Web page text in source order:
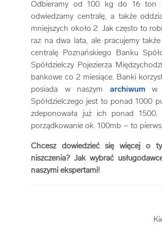
Odbieramy od 100 kg do 16 ton
odwiedzamy centralę, a także
mniejszych około 2. Jak często to
raz na dwa lata, ale pracujemy
centralę Poznańskiego Banku
Spółdzielczy Pojezierza
bankowe co 2 miesiące. Banki
posiada w naszym archiwumw
Spółdzielczego jest to ponad 1000
zdeponowała już ich ponad 1500.
porządkowanie ok. 100mb – to
Chcesz dowiedzieć się więcej o
niszczenia? Jak wybrać
naszymi ekspertami!